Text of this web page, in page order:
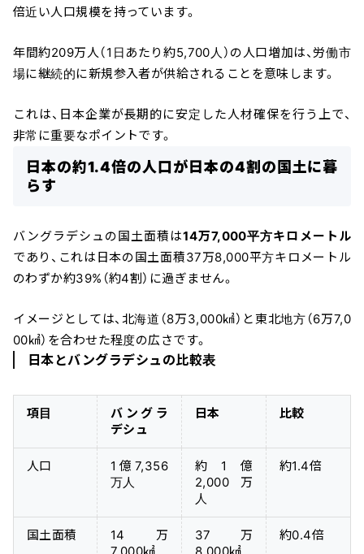
倍近い人口規模を持っています。
年間約209万人（1日あたり約5,700人）の人口増加は、労働市
場に継続的に新規参入者が供給されることを意味します。
これは、日本企業が長期的に安定した人材確保を行う上で、
非常に重要なポイントです。
日本の約1.4倍の人口が日本の4割の国土に暮
らす
バングラデシュの国土面積は14万7,000平方キロメートル
であり、これは日本の国土面積37万8,000平方キロメートル
のわずか約39%（約4割）に過ぎません。
イメージとしては、北海道（8万3,000㎢）と東北地方（6万7,0
00㎢）を合わせた程度の広さです。
日本とバングラデシュの比較表
項目
バングラ
デシュ
日本 比較
人口
1億7,356
万人
約1億
2,000万
人
約1.4倍
国土面積
14万
7,000㎢
37万
8,000㎢
約0.4倍